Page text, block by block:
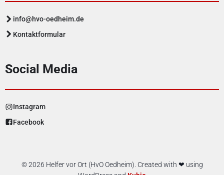
info@hvo-oedheim.de
Kontaktformular
Social Media
Instagram
Facebook
© 2026 Helfer vor Ort (HvO Oedheim). Created with ❤ using